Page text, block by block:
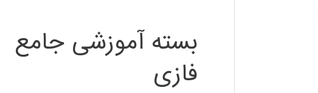
بسته آموزشی جامع
فازی